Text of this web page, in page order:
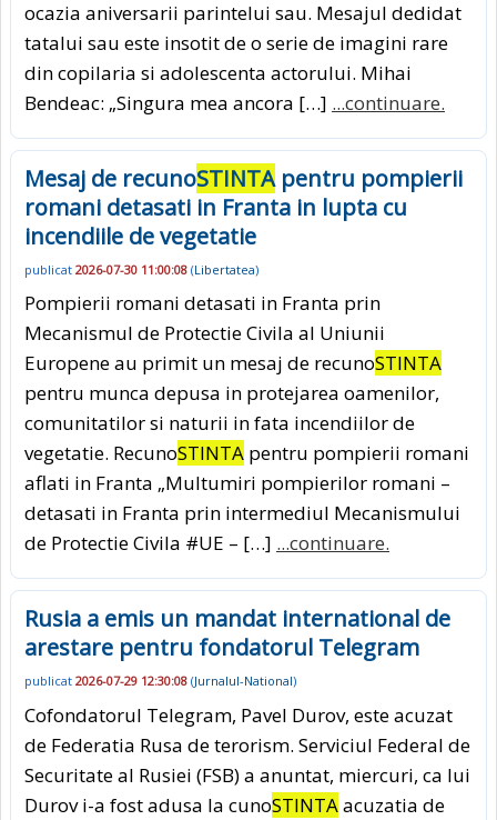
ocazia aniversarii parintelui sau. Mesajul dedidat
tatalui sau este insotit de o serie de imagini rare
din copilaria si adolescenta actorului. Mihai
Bendeac: „Singura mea ancora […] ...continuare.
Mesaj de recunoSTINTApentru pompierii
romani detasati in Franta in lupta cu
incendiile de vegetatie
publicat 2026-07-30 11:00:08 (Libertatea)
Pompierii romani detasati in Franta prin
Mecanismul de Protectie Civila al Uniunii
Europene au primit un mesaj de recunoSTINTA
pentru munca depusa in protejarea oamenilor,
comunitatilor si naturii in fata incendiilor de
vegetatie. RecunoSTINTA pentru pompierii romani
aflati in Franta „Multumiri pompierilor romani –
detasati in Franta prin intermediul Mecanismului
de Protectie Civila #UE – […] ...continuare.
Rusia a emis un mandat international de
arestare pentru fondatorul Telegram
publicat 2026-07-29 12:30:08 (Jurnalul-National)
Cofondatorul Telegram, Pavel Durov, este acuzat
de Federatia Rusa de terorism. Serviciul Federal de
Securitate al Rusiei (FSB) a anuntat, miercuri, ca lui
Durov i-a fost adusa la cunoSTINTAacuzatia de